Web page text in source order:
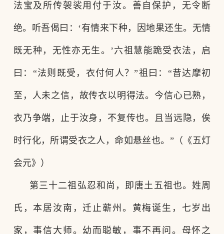
法宝及所传袈裟用付于汝。善自保护，无令断
绝。听吾偈曰：‘有情来下种，因地果还生。无情
既无种，无性亦无生。’六祖慧能跪受衣法，启
曰：“法则既受，衣付何人？”祖曰：“昔达摩初
至，人未之信，故传衣以明得法。今信心已熟，
衣乃争端，止于汝身，不复传也。且当远隐，俟
时行化，所谓受衣之人，命如悬丝也。”（《五灯
会元》）
第三十二祖弘忍和尚，即唐土五祖也。姓周
氏，本居汝南，迁止蕲州。黄梅诞生，七岁出
家，事信大师。幼而聪敏，事不再问。母怀之